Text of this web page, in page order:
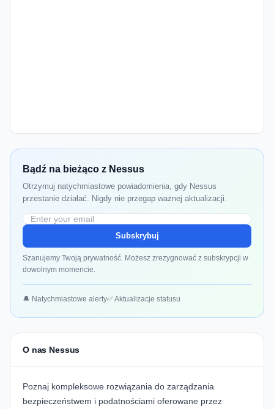
Bądź na bieżąco z Nessus
Otrzymuj natychmiastowe powiadomienia, gdy Nessus
przestanie działać. Nigdy nie przegap ważnej aktualizacji.
Subskrybuj
Szanujemy Twoją prywatność. Możesz zrezygnować z subskrypcji w
dowolnym momencie.
🔔 Natychmiastowe alerty✅ Aktualizacje statusu
O nas Nessus
Poznaj kompleksowe rozwiązania do zarządzania
bezpieczeństwem i podatnościami oferowane przez